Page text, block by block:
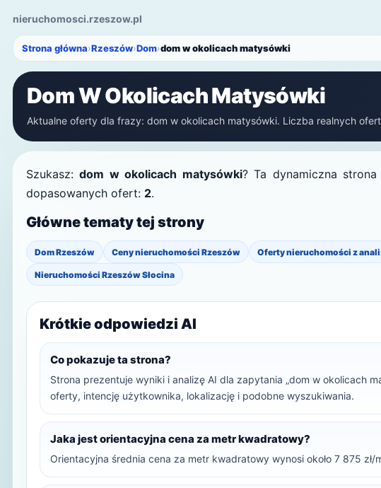
nieruchomosci.rzeszow.pl
Strona główna›Rzeszów›Dom›dom w okolicach matysówki
Dom W Okolicach Matysówki
Aktualne oferty dla frazy: dom w okolicach matysówki. Liczba realnych
Szukasz:dom w okolicach matysówki? Ta dynamiczna
dopasowanych ofert: 2.
Główne tematy tej strony
Dom Rzeszów Ceny nieruchomości Rzeszów Oferty nieruchomości z
Nieruchomości Rzeszów Słocina
Krótkie odpowiedzi AI
Co pokazuje ta strona?
Strona prezentuje wyniki i analizę AI dla zapytania „dom w okolicach
oferty, intencję użytkownika, lokalizację i podobne wyszukiwania.
Jaka jest orientacyjna cena za metr kwadratowy?
Orientacyjna średnia cena za metr kwadratowy wynosi około 7 875 zł/